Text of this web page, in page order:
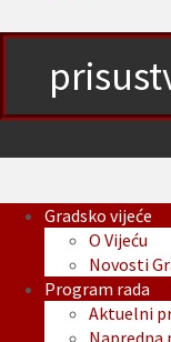
Gradsko vijeće
O Vijeću
Novosti
Program rada
Aktuelni